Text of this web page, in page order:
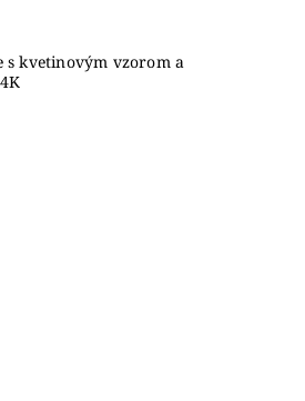
s kvetinovým vzorom a